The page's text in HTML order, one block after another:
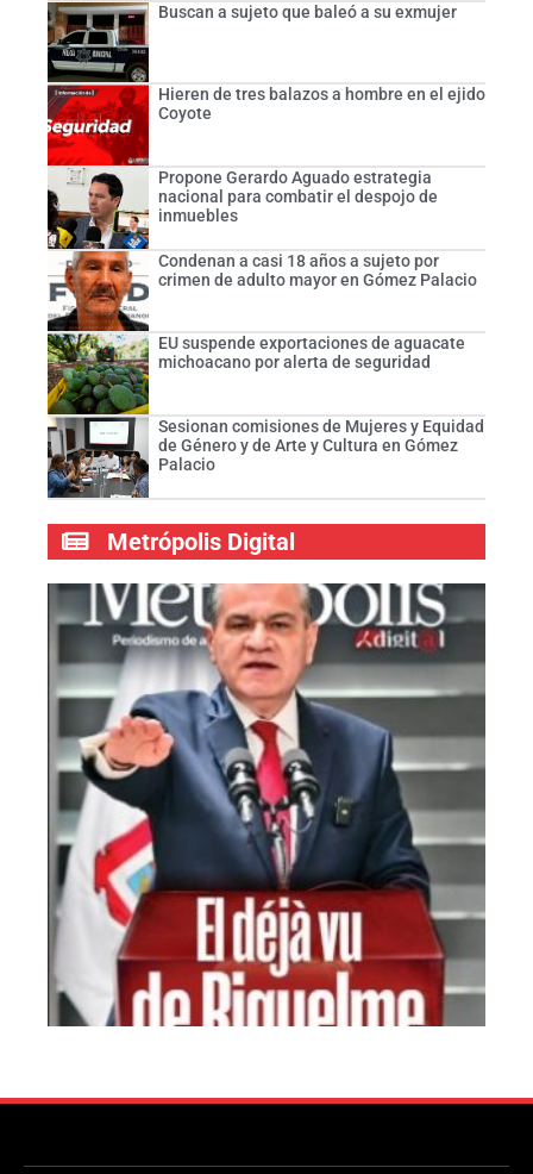
Buscan a sujeto que baleó a su exmujer
Hieren de tres balazos a hombre en el ejido
Coyote
Propone Gerardo Aguado estrategia
nacional para combatir el despojo de
inmuebles
Condenan a casi 18 años a sujeto por
crimen de adulto mayor en Gómez Palacio
EU suspende exportaciones de aguacate
michoacano por alerta de seguridad
Sesionan comisiones de Mujeres y Equidad
de Género y de Arte y Cultura en Gómez
Palacio
Metrópolis Digital